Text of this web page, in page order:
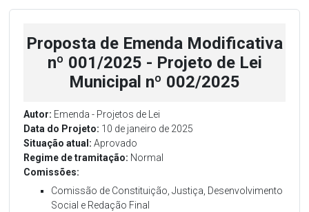
Proposta de Emenda Modificativa
nº 001/2025 - Projeto de Lei
Municipal nº 002/2025
Autor: Emenda - Projetos de Lei
Data do Projeto: 10 de janeiro de 2025
Situação atual: Aprovado
Regime de tramitação: Normal
Comissões:
Comissão de Constituição, Justiça, Desenvolvimento
Social e Redação Final